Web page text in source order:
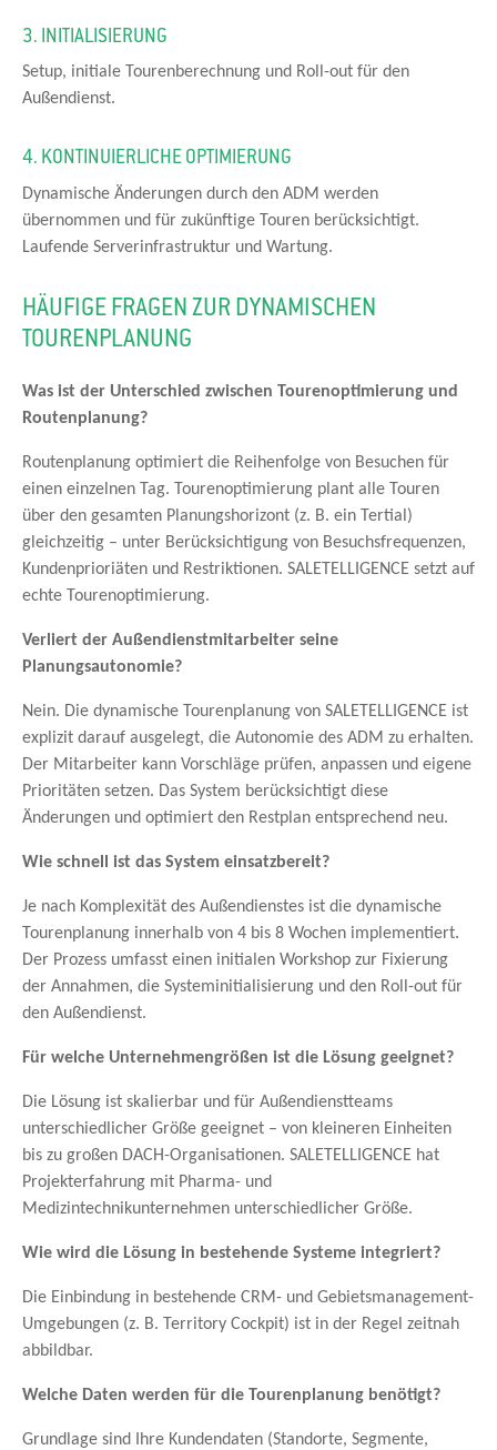
3. INITIALISIERUNG
Setup, initiale Tourenberechnung und Roll-out für den
Außendienst.
4. KONTINUIERLICHE OPTIMIERUNG
Dynamische Änderungen durch den ADM werden
übernommen und für zukünftige Touren berücksichtigt.
Laufende Serverinfrastruktur und Wartung.
HÄUFIGE FRAGEN ZUR DYNAMISCHEN
TOURENPLANUNG
Was ist der Unterschied zwischen Tourenoptimierung und
Routenplanung?
Routenplanung optimiert die Reihenfolge von Besuchen für
einen einzelnen Tag. Tourenoptimierung plant alle Touren
über den gesamten Planungshorizont (z. B. ein Tertial)
gleichzeitig – unter Berücksichtigung von Besuchsfrequenzen,
Kundenprioriäten und Restriktionen. SALETELLIGENCE setzt auf
echte Tourenoptimierung.
Verliert der Außendienstmitarbeiter seine
Planungsautonomie?
Nein. Die dynamische Tourenplanung von SALETELLIGENCE ist
explizit darauf ausgelegt, die Autonomie des ADM zu erhalten.
Der Mitarbeiter kann Vorschläge prüfen, anpassen und eigene
Prioritäten setzen. Das System berücksichtigt diese
Änderungen und optimiert den Restplan entsprechend neu.
Wie schnell ist das System einsatzbereit?
Je nach Komplexität des Außendienstes ist die dynamische
Tourenplanung innerhalb von 4 bis 8 Wochen implementiert.
Der Prozess umfasst einen initialen Workshop zur Fixierung
der Annahmen, die Systeminitialisierung und den Roll-out für
den Außendienst.
Für welche Unternehmengrößen ist die Lösung geeignet?
Die Lösung ist skalierbar und für Außendienstteams
unterschiedlicher Größe geeignet – von kleineren Einheiten
bis zu großen DACH-Organisationen. SALETELLIGENCE hat
Projekterfahrung mit Pharma- und
Medizintechnikunternehmen unterschiedlicher Größe.
Wie wird die Lösung in bestehende Systeme integriert?
Die Einbindung in bestehende CRM- und Gebietsmanagement-
Umgebungen (z. B. Territory Cockpit) ist in der Regel zeitnah
abbildbar.
Welche Daten werden für die Tourenplanung benötigt?
Grundlage sind Ihre Kundendaten (Standorte, Segmente,